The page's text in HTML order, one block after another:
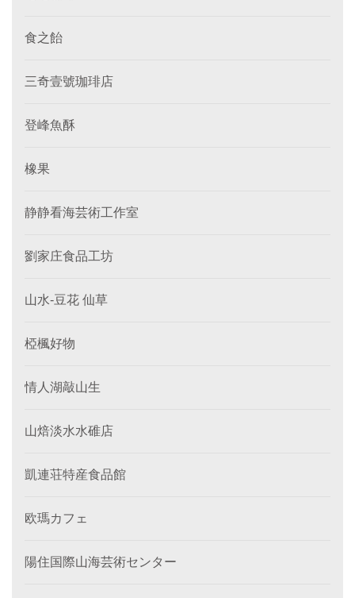
食之飴
三奇壹號珈琲店
登峰魚酥
橡果
静静看海芸術工作室
劉家庄食品工坊
山水-豆花 仙草
椏楓好物
情人湖敲山生
山焙淡水水碓店
凱連荘特産食品館
欧瑪カフェ
陽住国際山海芸術センター